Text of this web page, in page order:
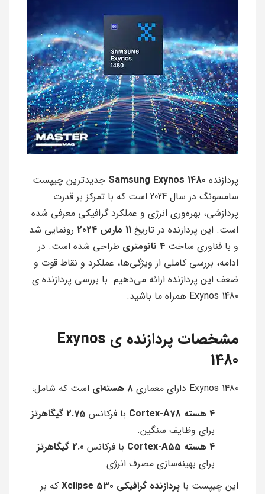
پردازنده Samsung Exynos 1480 جدیدترین چیپست
سامسونگ در سال 2024 است که با تمرکز بر قدرت
پردازشی، بهره‌وری انرژی و عملکرد گرافیکی معرفی شده
است. این پردازنده در تاریخ 11 مارس 2024
رونمایی شد
و با فناوری ساخت 4 نانومتری
طراحی شده است. در
ادامه، بررسی کاملی از ویژگی‌ها، عملکرد و نقاط قوت و
ضعف این پردازنده ارائه می‌دهیم. با بررسی پردازنده ی
Exynos 1480 همراه ما باشید.
مشخصات پردازنده ی Exynos
1480
Exynos 1480 دارای معماری 8 هسته‌ای
است که شامل:
4 هسته Cortex-A78
با فرکانس 2.75 گیگاهرتز
برای وظایف سنگین.
4 هسته Cortex-A55
با فرکانس 2.0 گیگاهرتز
برای بهینه‌سازی مصرف انرژی.
این چیپست با پردازنده گرافیکی Xclipse 530
که بر